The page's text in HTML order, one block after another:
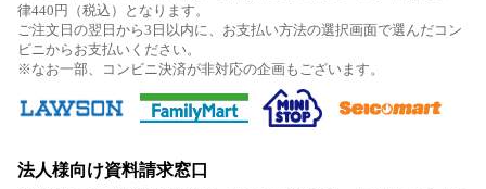
律440円（税込）となります。
ご注文日の翌日から3日以内に、お支払い方法の選択画面で選んだコン
ビニからお支払いください。
※なお一部、コンビニ決済が非対応の企画もございます。
法人様向け資料請求窓口